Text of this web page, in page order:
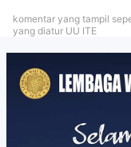
komentar yang tampil
yang diatur UU ITE